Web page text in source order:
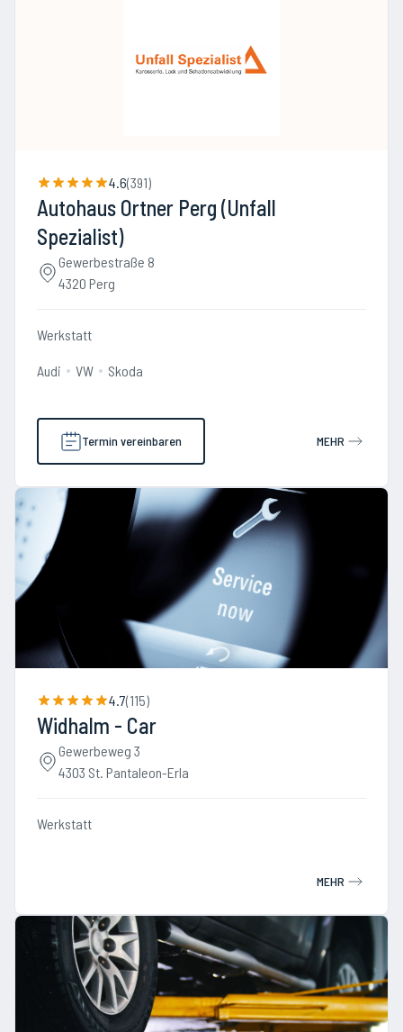
4.6(391)
Autohaus Ortner Perg (Unfall
Spezialist)
Gewerbestraße 8
4320 Perg
Werkstatt
Audi VW Skoda
Termin vereinbaren MEHR
4.7(115)
Widhalm - Car
Gewerbeweg 3
4303 St. Pantaleon-Erla
Werkstatt
MEHR